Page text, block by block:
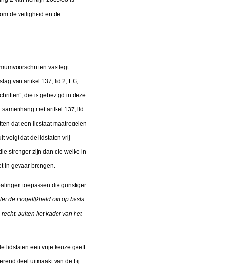
de veiligheid en de
vastlegt
van artikel 137, lid 2, EG,
die is gebezigd in deze
met artikel 137, lid
dat een lidstaat maatregelen
volgt dat de lidstaten vrij
strenger zijn dan die welke in
in gevaar brengen.
toepassen die gunstiger
de mogelijkheid om op basis
buiten het kader van het
lidstaten een vrije keuze geeft
deel uitmaakt van de bij